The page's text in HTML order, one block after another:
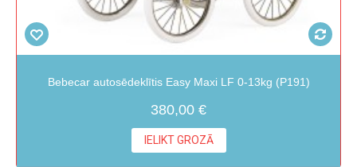
Bebecar autosēdeklītis Easy Maxi LF 0-13kg (P191)
380,00 €
IELIKT GROZĀ